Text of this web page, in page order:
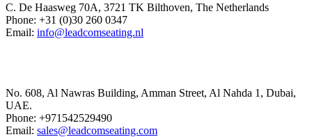
C. De Haasweg 70A, 3721 TK Bilthoven, The Netherlands
Phone: +31 (0)30 260 0347
Email: info@leadcomseating.nl
No. 608, Al Nawras Building, Amman Street, Al Nahda 1, Dubai,
UAE.
Phone: +971542529490
Email: sales@leadcomseating.com